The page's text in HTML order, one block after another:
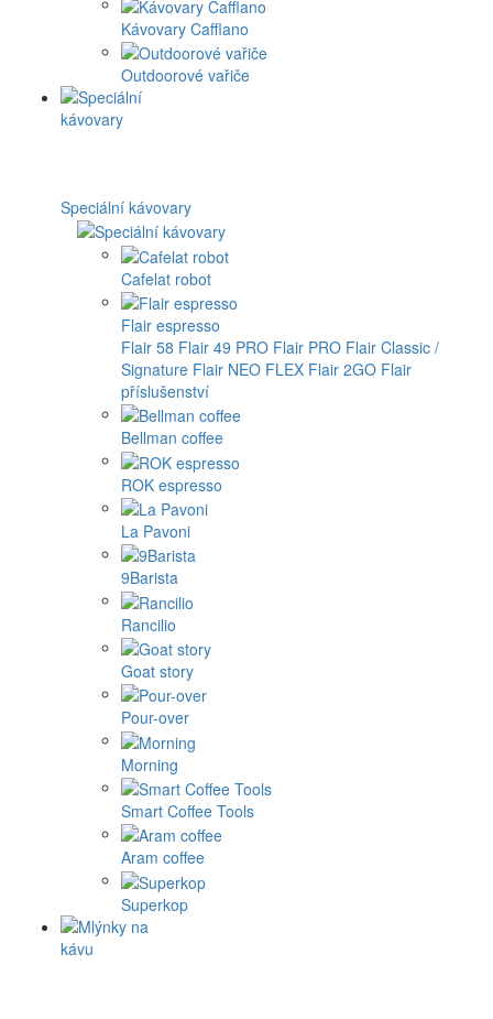
Kávovary Cafflano
Outdoorové vařiče
Speciální kávovary
Cafelat robot
Flair espresso
Flair 58 Flair 49 PRO Flair PRO Flair Classic /
Signature Flair NEO FLEX Flair 2GO Flair
příslušenství
Bellman coffee
ROK espresso
La Pavoni
9Barista
Rancilio
Goat story
Pour-over
Morning
Smart Coffee Tools
Aram coffee
Superkop